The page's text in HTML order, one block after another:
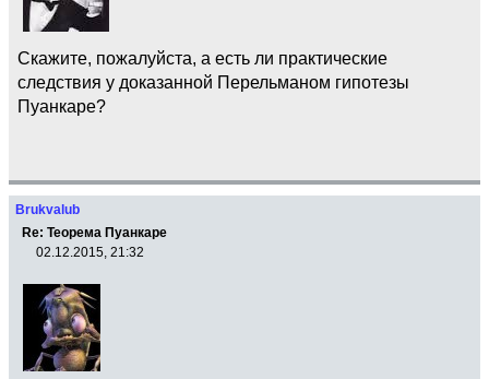
Скажите, пожалуйста, а есть ли практические
следствия у доказанной Перельманом гипотезы
Пуанкаре?
Brukvalub
Re: Теорема Пуанкаре
02.12.2015, 21:32